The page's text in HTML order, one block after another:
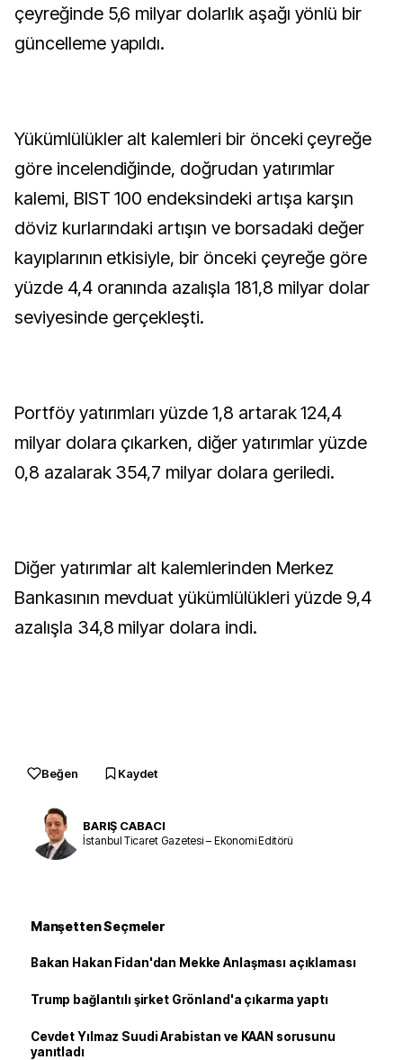
çeyreğinde 5,6 milyar dolarlık aşağı yönlü bir
güncelleme yapıldı.
Yükümlülükler alt kalemleri bir önceki çeyreğe
göre incelendiğinde, doğrudan yatırımlar
kalemi, BIST 100 endeksindeki artışa karşın
döviz kurlarındaki artışın ve borsadaki değer
kayıplarının etkisiyle, bir önceki çeyreğe göre
yüzde 4,4 oranında azalışla 181,8 milyar dolar
seviyesinde gerçekleşti.
Portföy yatırımları yüzde 1,8 artarak 124,4
milyar dolara çıkarken, diğer yatırımlar yüzde
0,8 azalarak 354,7 milyar dolara geriledi.
Diğer yatırımlar alt kalemlerinden Merkez
Bankasının mevduat yükümlülükleri yüzde 9,4
azalışla 34,8 milyar dolara indi.
Beğen Kaydet
BARIŞ CABACI
İstanbul Ticaret Gazetesi – Ekonomi Editörü
Manşetten Seçmeler
Bakan Hakan Fidan'dan Mekke Anlaşması açıklaması
Trump bağlantılı şirket Grönland'a çıkarma yaptı
Cevdet Yılmaz Suudi Arabistan ve KAAN sorusunu
yanıtladı